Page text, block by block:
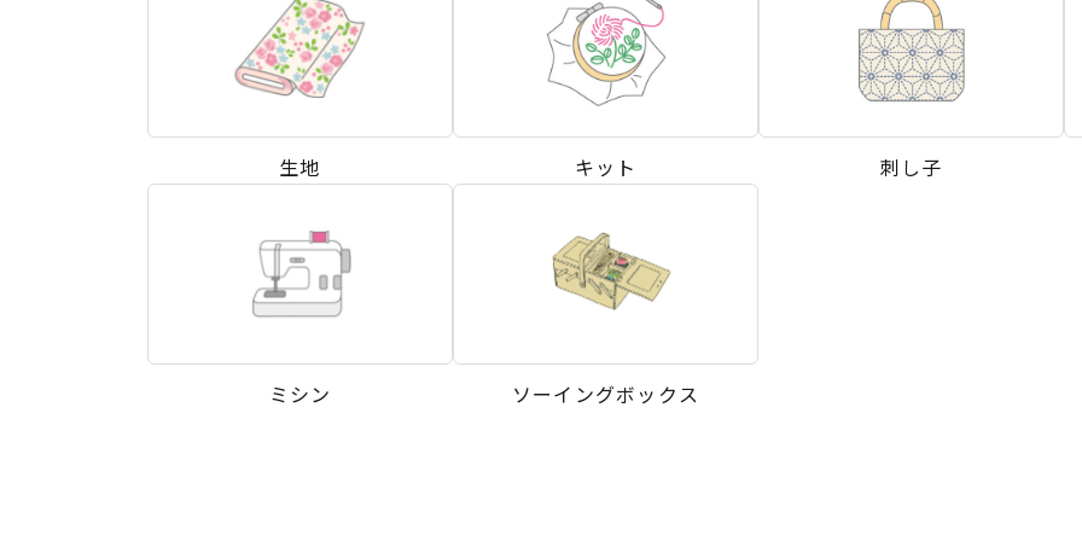
生地 キット 刺し子
ミシン ソーイングボックス